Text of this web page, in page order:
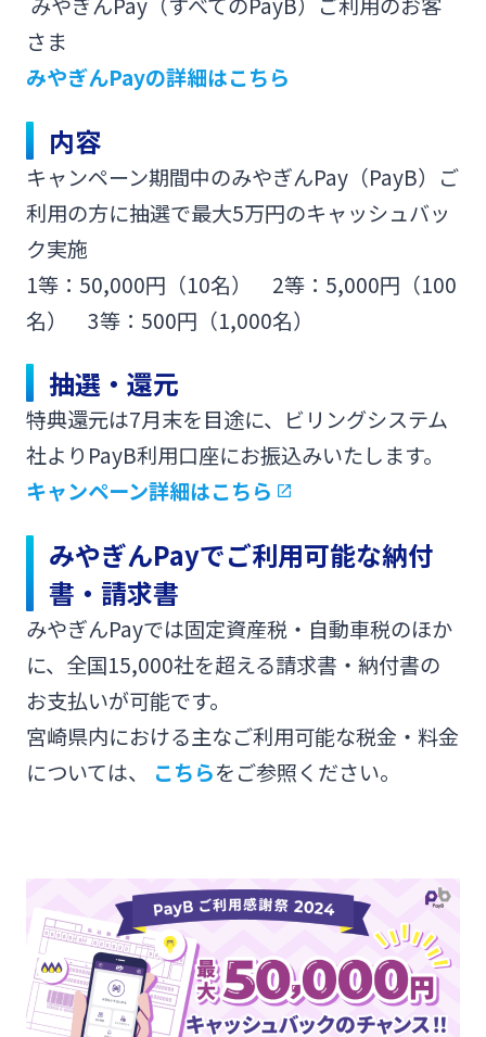
法人・個人事業主のお客さま
株主・投資家の皆さま
宮崎銀行について
ニュースリリース一覧
採用情報
お問い合わせ先一覧
さま
みやぎんPayの詳細はこちら
内容
キャンペーン期間中のみやぎんPay（PayB）ご
利用の方に抽選で最大5万円のキャッシュバッ
ク実施
1等：50,000円（10名） 2等：5,000円（100
名） 3等：500円（1,000名）
抽選・還元
特典還元は7月末を目途に、ビリングシステム
社よりPayB利用口座にお振込みいたします。
キャンペーン詳細はこちら
みやぎんPayでご利用可能な納付
書・請求書
みやぎんPayでは固定資産税・自動車税のほか
に、全国15,000社を超える請求書・納付書の
お支払いが可能です。
宮崎県内における主なご利用可能な税金・料金
については、
こちらをご参照ください。